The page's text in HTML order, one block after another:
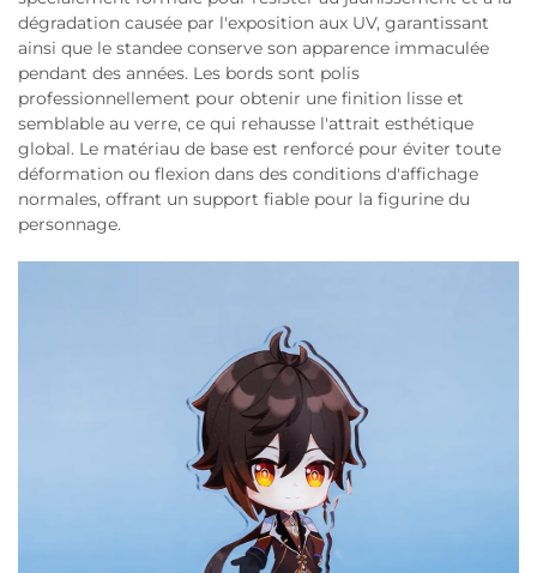
dégradation causée par l'exposition aux UV, garantissant
ainsi que le standee conserve son apparence immaculée
pendant des années. Les bords sont polis
professionnellement pour obtenir une finition lisse et
semblable au verre, ce qui rehausse l'attrait esthétique
global. Le matériau de base est renforcé pour éviter toute
déformation ou flexion dans des conditions d'affichage
normales, offrant un support fiable pour la figurine du
personnage.